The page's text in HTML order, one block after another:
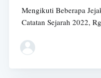
Mengikuti Beberapa
Catatan Sejarah 2022,